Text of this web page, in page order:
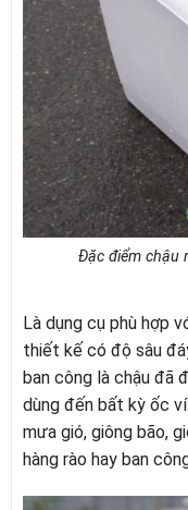
Đặc điểm chậu
Là dụng cụ phù hợp
thiết kế có độ sâu
ban công là chậu đã
dùng đến bất kỳ ốc
mưa gió, giông bão,
hàng rào hay ban